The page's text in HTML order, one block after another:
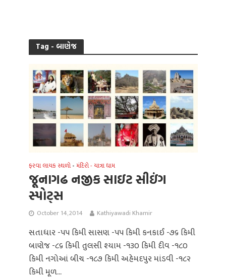
Tag - બાણેજ
ફરવા લાયક સ્થળો • મંદિરો - યાત્રા ધામ
જૂનાગઢ નજીક સાઇટ સીઇંગ
સ્પોટ્સ
October 14, 2014 Kathiyawadi Khamir
સતાધાર -૫૫ કિમી સાસણ -૫૫ કિમી કનકાઈ -૭૬ કિમી
બાણેજ -૮૬ કિમી તુલસી શ્યામ -૧૩૦ કિમી દીવ -૧૮૦
કિમી નગોઆં બીચ -૧૮૭ કિમી અહેમદપુર માંડવી -૧૮૨
કિમી મૂળ...